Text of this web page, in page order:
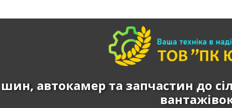
автокамер та запчастин до